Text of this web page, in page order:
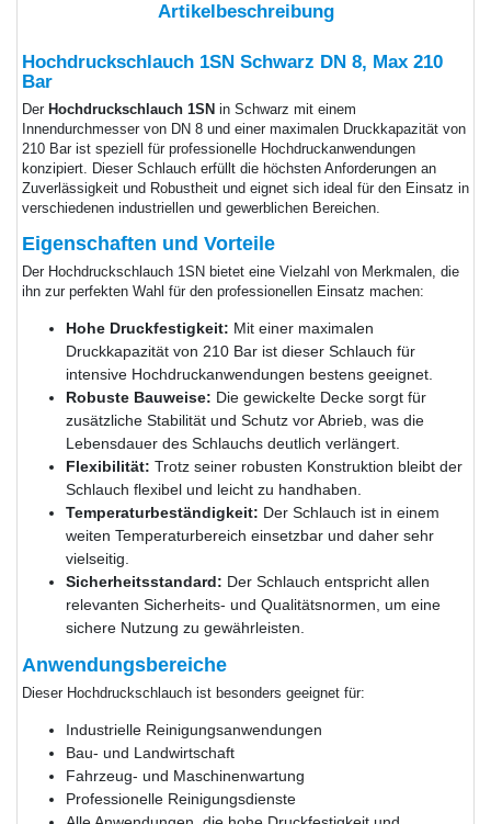
Artikelbeschreibung
Hochdruckschlauch 1SN Schwarz DN 8, Max 210
Bar
Der Hochdruckschlauch 1SN in Schwarz mit einem
Innendurchmesser von DN 8 und einer maximalen Druckkapazität von
210 Bar ist speziell für professionelle Hochdruckanwendungen
konzipiert. Dieser Schlauch erfüllt die höchsten Anforderungen an
Zuverlässigkeit und Robustheit und eignet sich ideal für den Einsatz in
verschiedenen industriellen und gewerblichen Bereichen.
Eigenschaften und Vorteile
Der Hochdruckschlauch 1SN bietet eine Vielzahl von Merkmalen, die
ihn zur perfekten Wahl für den professionellen Einsatz machen:
Hohe Druckfestigkeit: Mit einer maximalen
Druckkapazität von 210 Bar ist dieser Schlauch für
intensive Hochdruckanwendungen bestens geeignet.
Robuste Bauweise: Die gewickelte Decke sorgt für
zusätzliche Stabilität und Schutz vor Abrieb, was die
Lebensdauer des Schlauchs deutlich verlängert.
Flexibilität: Trotz seiner robusten Konstruktion bleibt der
Schlauch flexibel und leicht zu handhaben.
Temperaturbeständigkeit: Der Schlauch ist in einem
weiten Temperaturbereich einsetzbar und daher sehr
vielseitig.
Sicherheitsstandard: Der Schlauch entspricht allen
relevanten Sicherheits- und Qualitätsnormen, um eine
sichere Nutzung zu gewährleisten.
Anwendungsbereiche
Dieser Hochdruckschlauch ist besonders geeignet für:
Industrielle Reinigungsanwendungen
Bau- und Landwirtschaft
Fahrzeug- und Maschinenwartung
Professionelle Reinigungsdienste